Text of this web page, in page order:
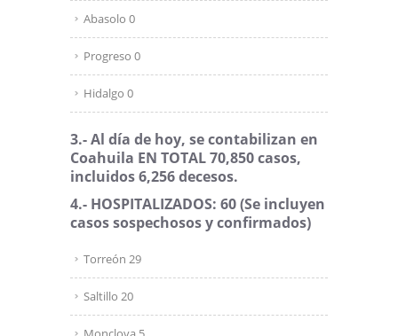
Abasolo 0
Progreso 0
Hidalgo 0
3.- Al día de hoy, se contabilizan en
Coahuila EN TOTAL 70,850 casos,
incluidos 6,256 decesos.
4.- HOSPITALIZADOS: 60(Se incluyen
casos sospechosos y confirmados)
Torreón 29
Saltillo 20